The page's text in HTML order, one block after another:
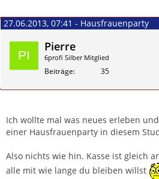
27.06.2013, 07:41 - Hausfrauenparty
Pierre
6profi Silber Mitglied
Beiträge 35
Ich wollte mal was neues erleben
einer Hausfrauenparty in diesem
Also nichts wie hin. Kasse ist gleich
alle mit wie lange du bleiben willst